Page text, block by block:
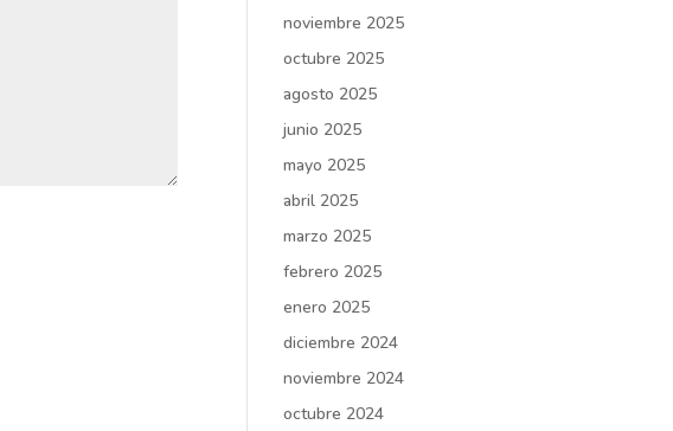
noviembre 2025
octubre 2025
agosto 2025
junio 2025
mayo 2025
abril 2025
marzo 2025
febrero 2025
enero 2025
diciembre 2024
noviembre 2024
octubre 2024